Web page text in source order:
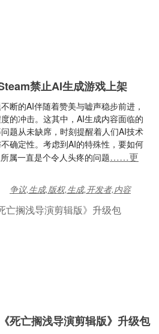
禁止AI生成游戏上架
断的AI伴随着赞美与嘘声稳步前进，
的冲击。这其中，AI生成内容面临的
题从未缺席，时刻提醒着人们AI技术
确定性。考虑到AI的特殊性，要如何
属一直是个令人头疼的问题……更
争议,生成,版权,生成,开发者,内容
死亡搁浅导演剪辑版》升级包